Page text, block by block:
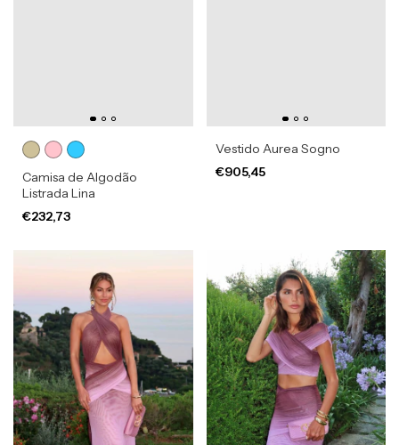
Camisa de Algodão
Listrada Lina
€232,73
Vestido Aurea Sogno
€905,45